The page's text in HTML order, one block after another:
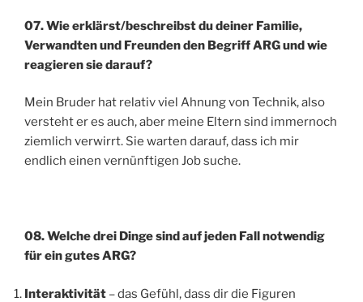
07. Wie erklärst/beschreibst du deiner Familie,
Verwandten und Freunden den Begriff ARG und wie
reagieren sie darauf?
Mein Bruder hat relativ viel Ahnung von Technik, also
versteht er es auch, aber meine Eltern sind immernoch
ziemlich verwirrt. Sie warten darauf, dass ich mir
endlich einen vernünftigen Job suche.
08. Welche drei Dinge sind auf jeden Fall notwendig
für ein gutes ARG?
Interaktivität – das Gefühl, dass dir die Figuren